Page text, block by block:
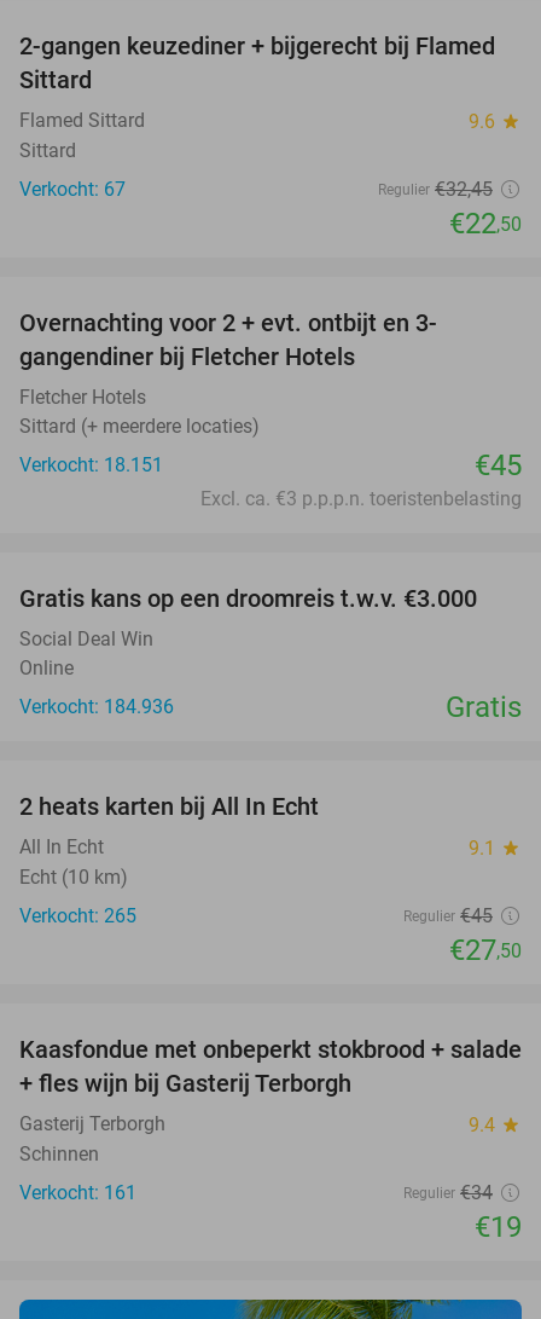
31%
2-gangen keuzediner + bijgerecht bij Flamed
Sittard
Flamed Sittard 9.6 star
Sittard
Verkocht: 67
Regulier €32,45
€22,50
Overnachting voor 2 + evt. ontbijt en 3-
gangendiner bij Fletcher Hotels
Fletcher Hotels
Sittard (+ meerdere locaties)
Verkocht: 18.151
€45
Excl. ca. €3 p.p.p.n. toeristenbelasting
Gratis kans op een droomreis t.w.v. €3.000
Social Deal Win
Online
Verkocht: 184.936
Gratis
2 heats karten bij All In Echt
All In Echt 9.1 star
Echt (10 km)
Verkocht: 265
Regulier €45
€27,50
44%
Kaasfondue met onbeperkt stokbrood + salade
+ fles wijn bij Gasterij Terborgh
Gasterij Terborgh 9.4 star
Schinnen
Verkocht: 161
Regulier €34
€19